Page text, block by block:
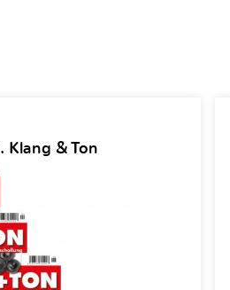
Klang & Ton